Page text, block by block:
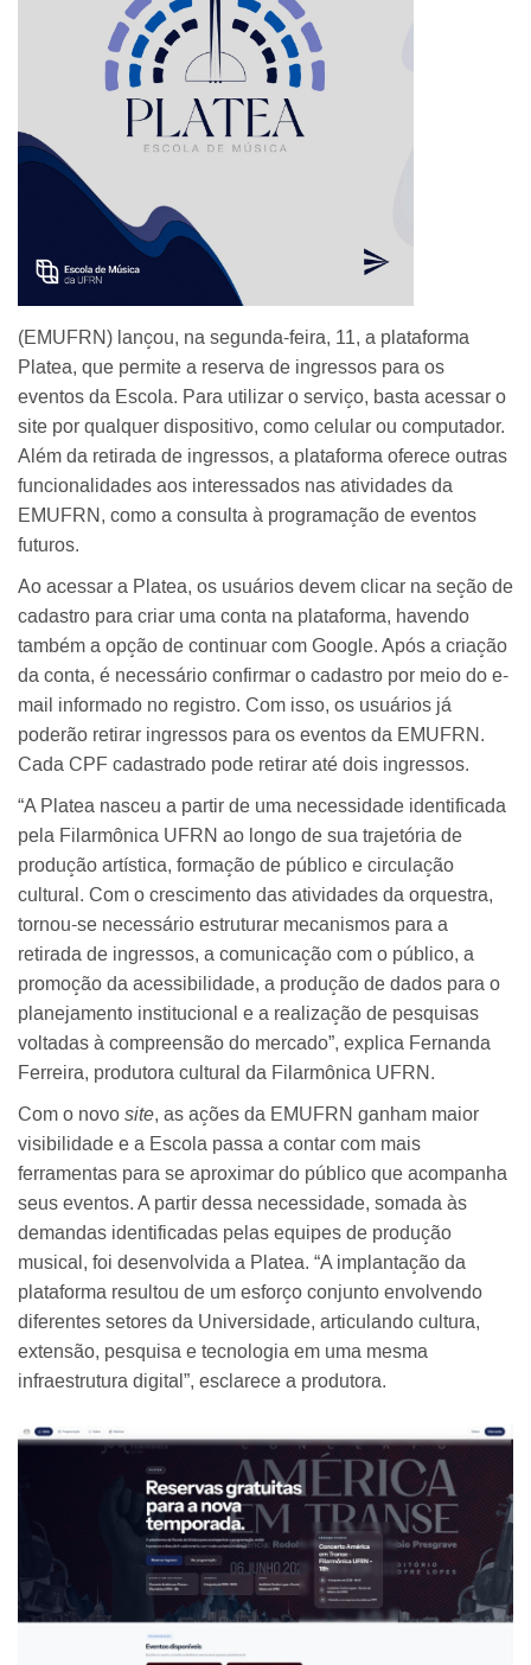
(EMUFRN) lançou, na segunda-feira, 11, a plataforma
Platea, que permite a reserva de ingressos para os
eventos da Escola. Para utilizar o serviço, basta acessar o
site por qualquer dispositivo, como celular ou computador.
Além da retirada de ingressos, a plataforma oferece outras
funcionalidades aos interessados nas atividades da
EMUFRN, como a consulta à programação de eventos
futuros.
Ao acessar a Platea, os usuários devem clicar na seção de
cadastro para criar uma conta na plataforma, havendo
também a opção de continuar com Google. Após a criação
da conta, é necessário confirmar o cadastro por meio do e-
mail informado no registro. Com isso, os usuários já
poderão retirar ingressos para os eventos da EMUFRN.
Cada CPF cadastrado pode retirar até dois ingressos.
“A Platea nasceu a partir de uma necessidade identificada
pela Filarmônica UFRN ao longo de sua trajetória de
produção artística, formação de público e circulação
cultural. Com o crescimento das atividades da orquestra,
tornou-se necessário estruturar mecanismos para a
retirada de ingressos, a comunicação com o público, a
promoção da acessibilidade, a produção de dados para o
planejamento institucional e a realização de pesquisas
voltadas à compreensão do mercado”, explica Fernanda
Ferreira, produtora cultural da Filarmônica UFRN.
Com o novo site, as ações da EMUFRN ganham maior
visibilidade e a Escola passa a contar com mais
ferramentas para se aproximar do público que acompanha
seus eventos. A partir dessa necessidade, somada às
demandas identificadas pelas equipes de produção
musical, foi desenvolvida a Platea. “A implantação da
plataforma resultou de um esforço conjunto envolvendo
diferentes setores da Universidade, articulando cultura,
extensão, pesquisa e tecnologia em uma mesma
infraestrutura digital”, esclarece a produtora.